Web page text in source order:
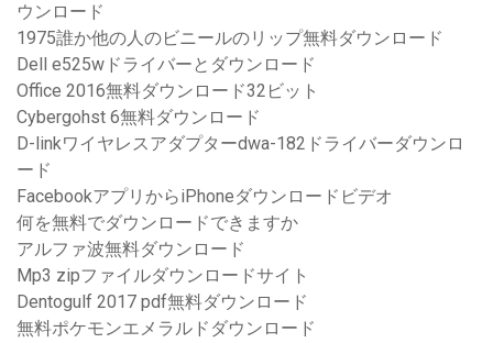
ウンロード
1975誰か他の人のビニールのリップ無料ダウンロード
Dell e525wドライバーとダウンロード
Office 2016無料ダウンロード32ビット
Cybergohst 6無料ダウンロード
D-linkワイヤレスアダプターdwa-182ドライバーダウンロ
ード
FacebookアプリからiPhoneダウンロードビデオ
何を無料でダウンロードできますか
アルファ波無料ダウンロード
Mp3 zipファイルダウンロードサイト
Dentogulf 2017 pdf無料ダウンロード
無料ポケモンエメラルドダウンロード